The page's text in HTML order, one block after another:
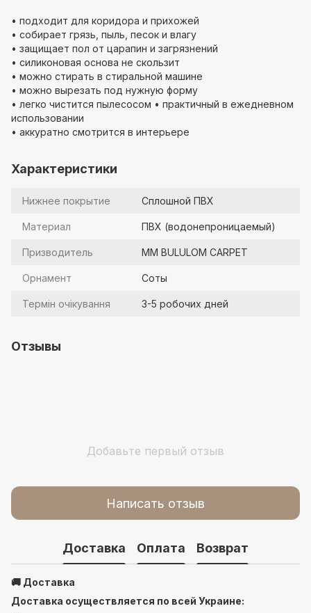
• подходит для коридора и прихожей
• собирает грязь, пыль, песок и влагу
• защищает пол от царапин и загрязнений
• силиконовая основа не скользит
• можно стирать в стиральной машине
• можно вырезать под нужную форму
• легко чистится пылесосом • практичный в ежедневном
использовании
• аккуратно смотрится в интерьере
Характеристики
Нижнее покрытие Сплошной ПВХ
Материал ПВХ (водонепроницаемый)
Призводитель MM BULULOM CARPET
Орнамент Соты
Термін очікування 3-5 робочих дней
Отзывы
Добавьте первый отзыв
Написать отзыв
Доставка Оплата Возврат
🚚 Доставка
Доставка осуществляется по всей Украине: